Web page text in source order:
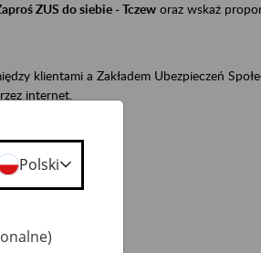
ZUS do siebie - Tczeworaz wskaż
klientami a Zakładem Ubezpieczeń
internet.
w ZUS,
Polski